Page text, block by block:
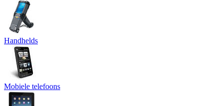
Handhelds
Mobiele telefoons